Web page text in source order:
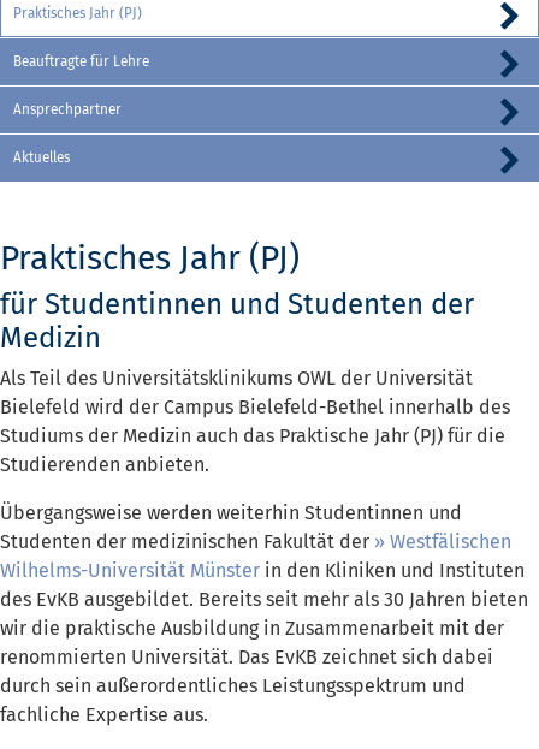
Praktisches Jahr (PJ)
Beauftragte für Lehre
Ansprechpartner
Aktuelles
Praktisches Jahr (PJ)
für Studentinnen und Studenten der
Medizin
Als Teil des Universitätsklinikums OWL der Universität
Bielefeld wird der Campus Bielefeld-Bethel innerhalb des
Studiums der Medizin auch das Praktische Jahr (PJ) für die
Studierenden anbieten.
Übergangsweise werden weiterhin Studentinnen und
Studenten der medizinischen Fakultät der
Westfälischen
Wilhelms-Universität Münster in den Kliniken und Instituten
des EvKB ausgebildet. Bereits seit mehr als 30 Jahren bieten
wir die praktische Ausbildung in Zusammenarbeit mit der
renommierten Universität. Das EvKB zeichnet sich dabei
durch sein außerordentliches Leistungsspektrum und
fachliche Expertise aus.